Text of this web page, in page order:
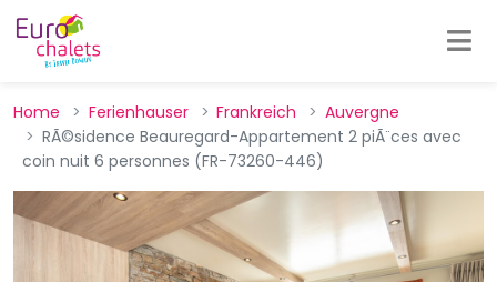
Home Ferienhauser Frankreich
Auvergne
RÃ©sidence Beauregard-Appartement 2 piÃ¨ces avec
coin nuit 6 personnes (FR-73260-446)